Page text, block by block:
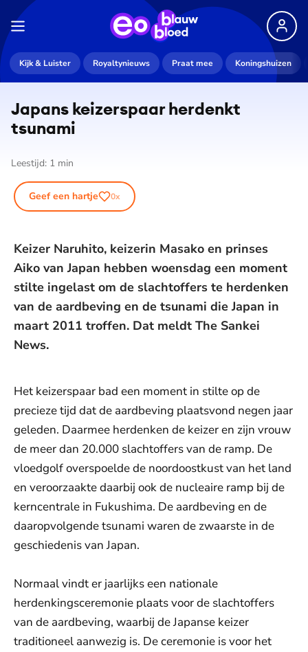
Kijk & Luister Royaltynieuws Praat mee Koningshuizen
Japans keizerspaar herdenkt
tsunami
Leestijd: 1 min
Geef een hartje 0x
Keizer Naruhito, keizerin Masako en prinses
Aiko van Japan hebben woensdag een moment
stilte ingelast om de slachtoffers te herdenken
van de aardbeving en de tsunami die Japan in
maart 2011 troffen. Dat meldt The Sankei
News.
Het keizerspaar bad een moment in stilte op de
precieze tijd dat de aardbeving plaatsvond negen jaar
geleden. Daarmee herdenken de keizer en zijn vrouw
de meer dan 20.000 slachtoffers van de ramp. De
vloedgolf overspoelde de noordoostkust van het land
en veroorzaakte daarbij ook de nucleaire ramp bij de
kerncentrale in Fukushima. De aardbeving en de
daaropvolgende tsunami waren de zwaarste in de
geschiedenis van Japan.
Normaal vindt er jaarlijks een nationale
herdenkingsceremonie plaats voor de slachtoffers
van de aardbeving, waarbij de Japanse keizer
traditioneel aanwezig is. De ceremonie is voor het